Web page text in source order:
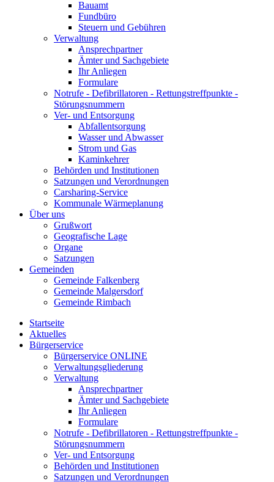
Bauamt
Fundbüro
Steuern und Gebühren
Verwaltung
Ansprechpartner
Ämter und Sachgebiete
Ihr Anliegen
Formulare
Notrufe - Defibrillatoren - Rettungstreffpunkte -
Störungsnummern
Ver- und Entsorgung
Abfallentsorgung
Wasser und Abwasser
Strom und Gas
Kaminkehrer
Behörden und Institutionen
Satzungen und Verordnungen
Carsharing-Service
Kommunale Wärmeplanung
Über uns
Grußwort
Geografische Lage
Organe
Satzungen
Gemeinden
Gemeinde Falkenberg
Gemeinde Malgersdorf
Gemeinde Rimbach
Startseite
Aktuelles
Bürgerservice
Bürgerservice ONLINE
Verwaltungsgliederung
Verwaltung
Ansprechpartner
Ämter und Sachgebiete
Ihr Anliegen
Formulare
Notrufe - Defibrillatoren - Rettungstreffpunkte -
Störungsnummern
Ver- und Entsorgung
Behörden und Institutionen
Satzungen und Verordnungen